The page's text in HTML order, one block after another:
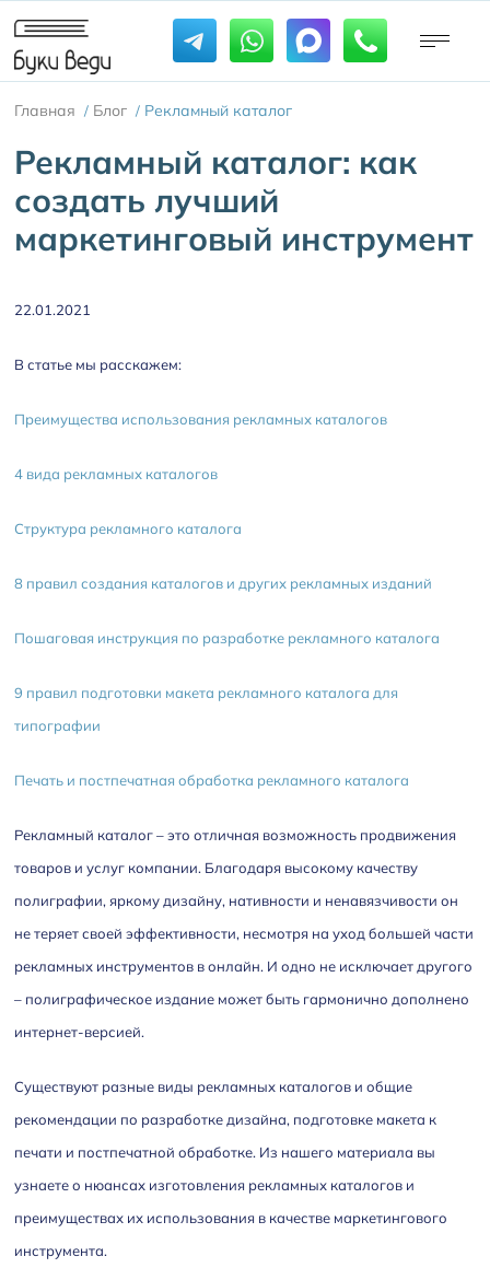
Главная / Блог / Рекламный каталог
Рекламный каталог: как
создать лучший
маркетинговый инструмент
22.01.2021
В статье мы расскажем:
Преимущества использования рекламных каталогов
4 вида рекламных каталогов
Структура рекламного каталога
8 правил создания каталогов и других рекламных изданий
Пошаговая инструкция по разработке рекламного каталога
9 правил подготовки макета рекламного каталога для
типографии
Печать и постпечатная обработка рекламного каталога
Рекламный каталог – это отличная возможность продвижения
товаров и услуг компании. Благодаря высокому качеству
полиграфии, яркому дизайну, нативности и ненавязчивости он
не теряет своей эффективности, несмотря на уход большей части
рекламных инструментов в онлайн. И одно не исключает другого
– полиграфическое издание может быть гармонично дополнено
интернет-версией.
Существуют разные виды рекламных каталогов и общие
рекомендации по разработке дизайна, подготовке макета к
печати и постпечатной обработке. Из нашего материала вы
узнаете о нюансах изготовления рекламных каталогов и
преимуществах их использования в качестве маркетингового
инструмента.